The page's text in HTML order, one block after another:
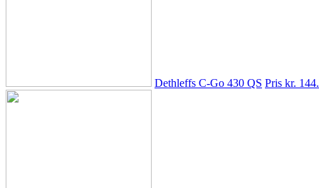
Dethleffs C-Go 430 QS Pris kr.